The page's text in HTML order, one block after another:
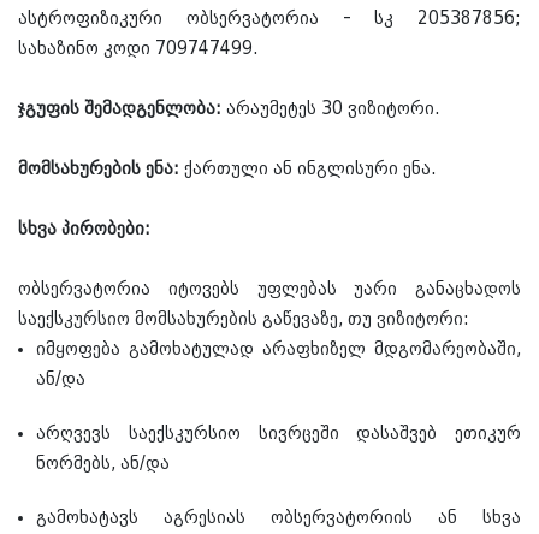
ასტროფიზიკური ობსერვატორია - სკ 205387856;
სახაზინო კოდი 709747499.
ჯგუფის შემადგენლობა: არაუმეტეს 30 ვიზიტორი.
მომსახურების ენა: ქართული ან ინგლისური ენა.
სხვა პირობები:
ობსერვატორია იტოვებს უფლებას უარი განაცხადოს
საექსკურსიო მომსახურების გაწევაზე, თუ ვიზიტორი:
იმყოფება გამოხატულად არაფხიზელ მდგომარეობაში,
ან/და
არღვევს საექსკურსიო სივრცეში დასაშვებ ეთიკურ
ნორმებს, ან/და
გამოხატავს აგრესიას ობსერვატორიის ან სხვა